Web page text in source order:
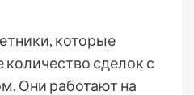
которые
сделок с
Они работают на